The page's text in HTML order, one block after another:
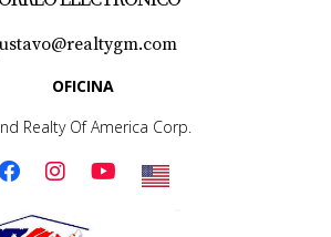
sobre tu situación inmobiliaria.
OFICINA
Realty Of America Corp.